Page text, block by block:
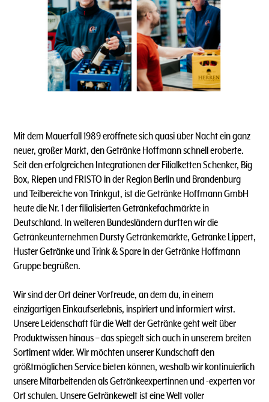
Mit dem Mauerfall 1989 eröffnete sich quasi über Nacht ein ganz
neuer, großer Markt, den Getränke Hoffmann schnell eroberte.
Seit den erfolgreichen Integrationen der Filialketten Schenker, Big
Box, Riepen und FRISTO in der Region Berlin und Brandenburg
und Teilbereiche von Trinkgut, ist die Getränke Hoffmann GmbH
heute die Nr. 1 der filialisierten Getränkefachmärkte in
Deutschland. In weiteren Bundesländern durften wir die
Getränkeunternehmen Dursty Getränkemärkte, Getränke Lippert,
Huster Getränke und Trink & Spare in der Getränke Hoffmann
Gruppe begrüßen.
Wir sind der Ort deiner Vorfreude, an dem du, in einem
einzigartigen Einkaufserlebnis, inspiriert und informiert wirst.
Unsere Leidenschaft für die Welt der Getränke geht weit über
Produktwissen hinaus – das spiegelt sich auch in unserem breiten
Sortiment wider. Wir möchten unserer Kundschaft den
größtmöglichen Service bieten können, weshalb wir kontinuierlich
unsere Mitarbeitenden als Getränkeexpertinnen und -experten vor
Ort schulen. Unsere Getränkewelt ist eine Welt voller